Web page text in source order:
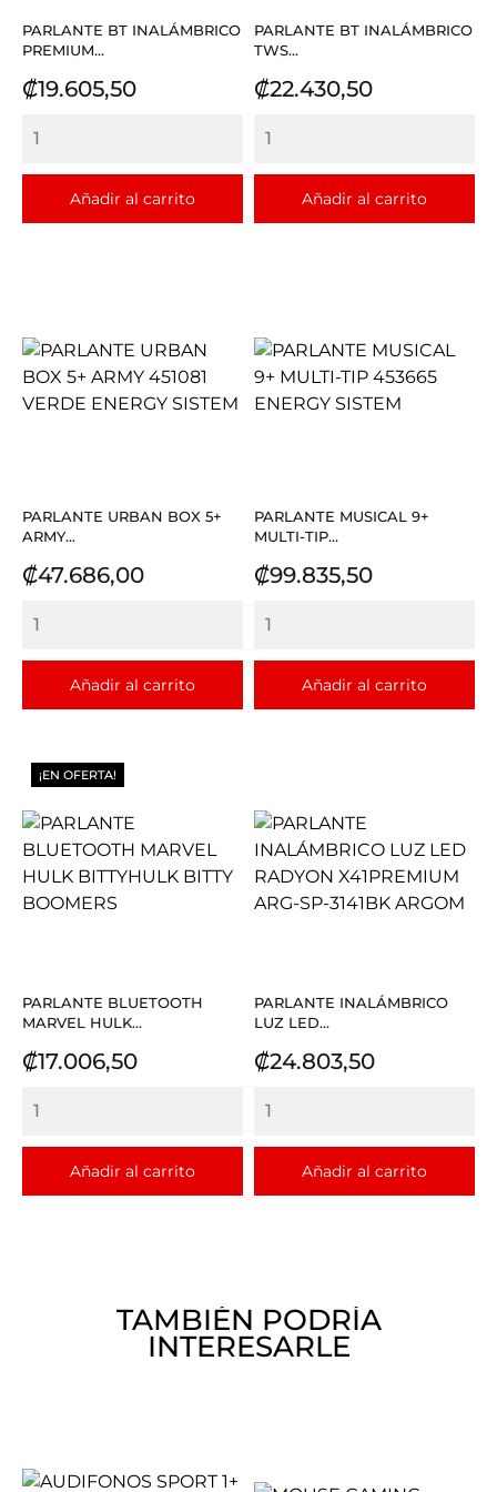
PARLANTE BT INALÁMBRICO
PREMIUM...
Precio
₡19.605,50
Añadir al carrito
PARLANTE BT INALÁMBRICO
TWS...
Precio
₡22.430,50
Añadir al carrito
PARLANTE URBAN BOX 5+
ARMY...
Precio
₡47.686,00
Añadir al carrito
PARLANTE MUSICAL 9+
MULTI-TIP...
Precio
₡99.835,50
Añadir al carrito
PARLANTE BLUETOOTH
MARVEL HULK...
Precio
₡17.006,50
Añadir al carrito
¡EN OFERTA!
PARLANTE INALÁMBRICO
LUZ LED...
Precio
₡24.803,50
Añadir al carrito
TAMBIÉN PODRÍA
INTERESARLE